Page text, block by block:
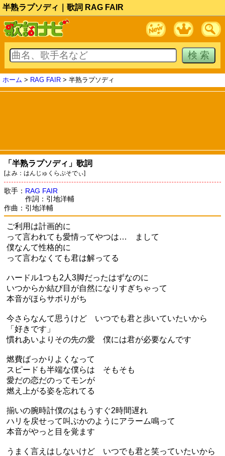
半熟ラプソディ｜歌詞 RAG FAIR
ホーム > RAG FAIR > 半熟ラプソディ
「半熟ラプソディ」歌詞
[よみ：はんじゅくらぷそでぃ]
歌手： RAG FAIR
作詞：引地洋輔
作曲：引地洋輔
ご利用は計画的に
って言われても愛情ってやつは… まして
僕なんて性格的に
って言わなくても君は解ってる
ハードル1つも2人3脚だったはずなのに
いつからか結び目が自然になりすぎちゃって
本音がほらサボりがち
今さらなんて思うけど いつでも君と歩いていたいから
「好きです」
慣れあいよりその先の愛 僕には君が必要なんです
燃費ばっかりよくなって
スピードも半端な僕らは そもそも
愛だの恋だのってモンが
燃え上がる姿を忘れてる
揃いの腕時計僕のはもうすぐ2時間遅れ
ハリを戻せって叫ぶかのようにアラーム鳴って
本音がやっと目を覚ます
うまく言えはしないけど いつでも君と笑っていたいから